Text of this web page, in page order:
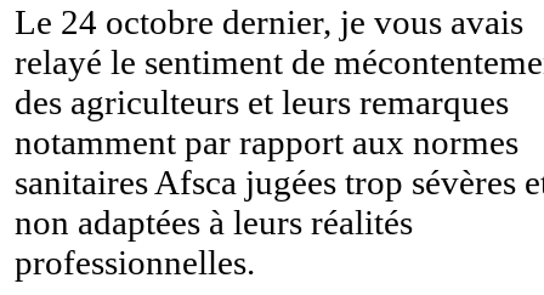
Le 24 octobre dernier, je vous avais
relayé le sentiment de
des agriculteurs et leurs remarques
notamment par rapport aux normes
sanitaires Afsca jugées trop sévères
non adaptées à leurs réalités
professionnelles.